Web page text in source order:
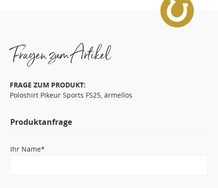
Fragen zum Artikel
FRAGE ZUM PRODUKT:
Poloshirt Pikeur Sports FS25, ärmellos
Produktanfrage
Ihr Name*